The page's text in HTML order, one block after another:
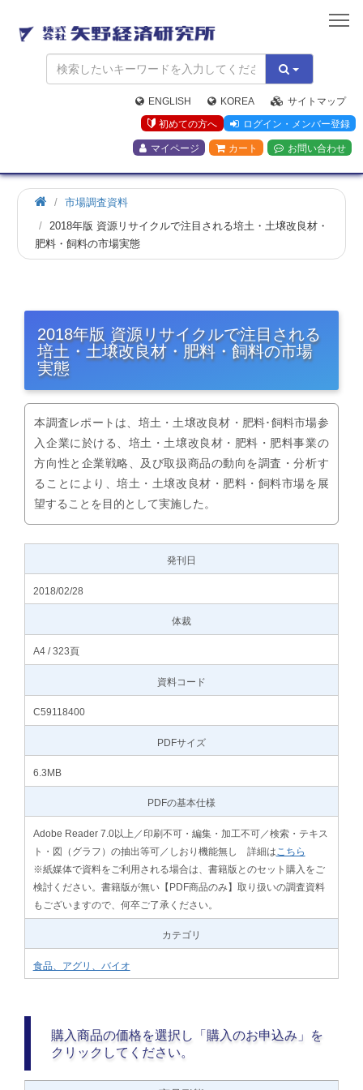
矢
野
経
済
研
究
所
ENGLISH KOREA
サイトマップ
初めての方へ
ログイン・メンバー登録
マイページ カート お問い合わせ
市場調査資料
2018年版 資源リサイクルで注目される培土・土壌改良材・
肥料・飼料の市場実態
2018年版 資源リサイクルで注目される
培土・土壌改良材・肥料・飼料の市場
実態
本調査レポートは、培土・土壌改良材・肥料･飼料市場参
入企業に於ける、培土・土壌改良材・肥料・肥料事業の
方向性と企業戦略、及び取扱商品の動向を調査・分析す
ることにより、培土・土壌改良材・肥料・飼料市場を展
望することを目的として実施した。
発刊日
2018/02/28
体裁
A4 / 323頁
資料コード
C59118400
PDFサイズ
6.3MB
PDFの基本仕様
Adobe Reader 7.0以上／印刷不可・編集・加工不可／検索・テキス
ト・図（グラフ）の抽出等可／しおり機能無し 詳細は こちら
※紙媒体で資料をご利用される場合は、書籍版とのセット購入をご
検討ください。書籍版が無い【PDF商品のみ】取り扱いの調査資料
もございますので、何卒ご了承ください。
カテゴリ
食品、アグリ、バイオ
購入商品の価格を選択し「購入のお申込み」を
クリックしてください。